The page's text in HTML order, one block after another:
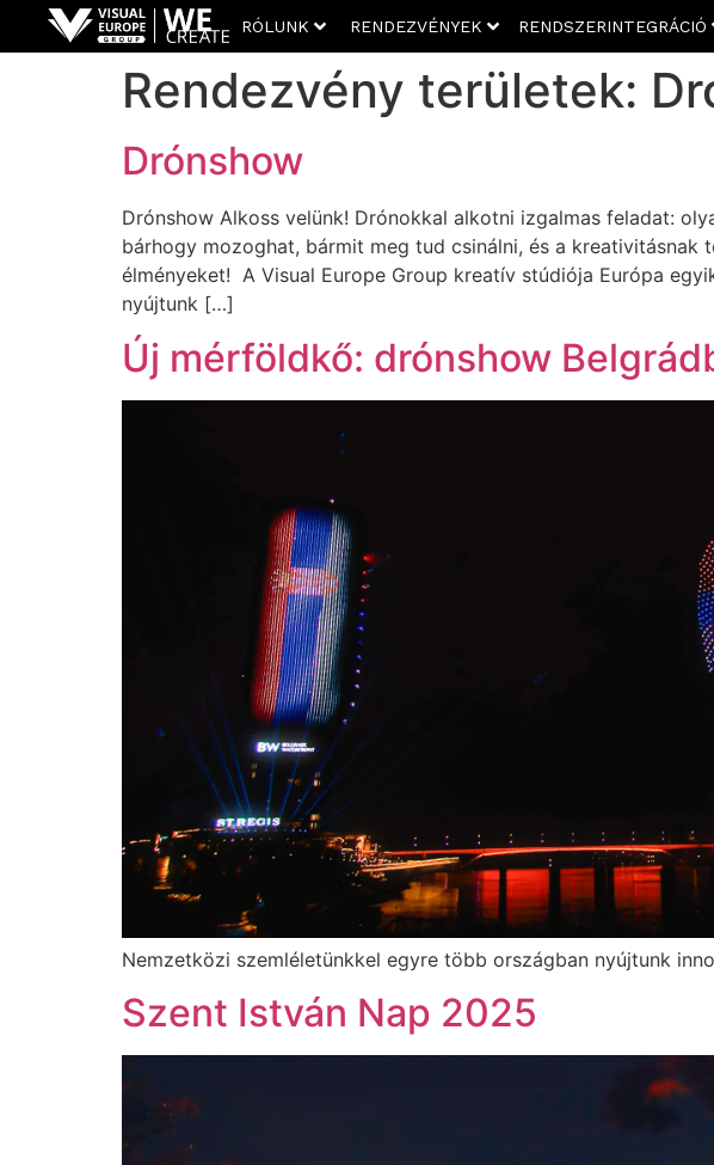
RÓLUNK RENDEZVÉNYEK RENDSZERINTEGRÁCIÓ
Rendezvény területek:
Drónshow
Drónshow Alkoss velünk! Drónokkal alkotni izgalmas feladat:
bárhogy mozoghat, bármit meg tud csinálni, és a
élményeket! A Visual Europe Group kreatív stúdiója Európa
nyújtunk​ […]
Új mérföldkő: drónshow
Nemzetközi szemléletünkkel egyre több országban nyújtunk
Szent István Nap 2025